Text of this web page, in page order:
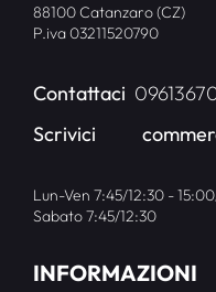
88100 Catanzaro (CZ)
P.iva 03211520790
Contattaci
Scrivici
Lun-Ven 7:45/12:30 -
Sabato 7:45/12:30
INFORMAZIONI